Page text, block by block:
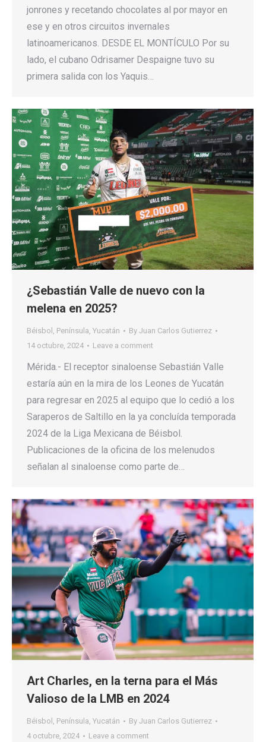
jonrones y recetando chocolates al por mayor en
ese y en otros circuitos invernales
latinoamericanos. DESDE EL MONTÍCULO Por su
lado, el cubano Odrisamer Despaigne tuvo su
primera salida con los Yaquis…
¿Sebastián Valle de nuevo con la
melena en 2025?
Béisbol , Península, Yucatán By Juan Carlos Gutierrez
14 octubre, 2024
Leave a comment
Mérida.- El receptor sinaloense Sebastián Valle
estaría aún en la mira de los Leones de Yucatán
para regresar en 2025 al equipo que lo cedió a los
Saraperos de Saltillo en la ya concluída temporada
2024 de la Liga Mexicana de Béisbol.
Publicaciones de la oficina de los melenudos
señalan al sinaloense como parte de…
Art Charles, en la terna para el Más
Valioso de la LMB en 2024
Béisbol , Península, Yucatán By Juan Carlos Gutierrez
4 octubre, 2024
Leave a comment